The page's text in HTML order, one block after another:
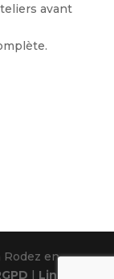
avant
Rodez en
| Linov